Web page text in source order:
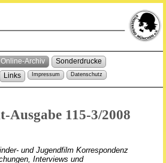
Online-Archiv
Sonderdrucke
Links Impressum Datenschutz
115-3/2008
und Jugendfilm Korrespondenz
Interviews und